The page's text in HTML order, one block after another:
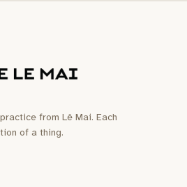
from Lê Mai. Each
of a thing.